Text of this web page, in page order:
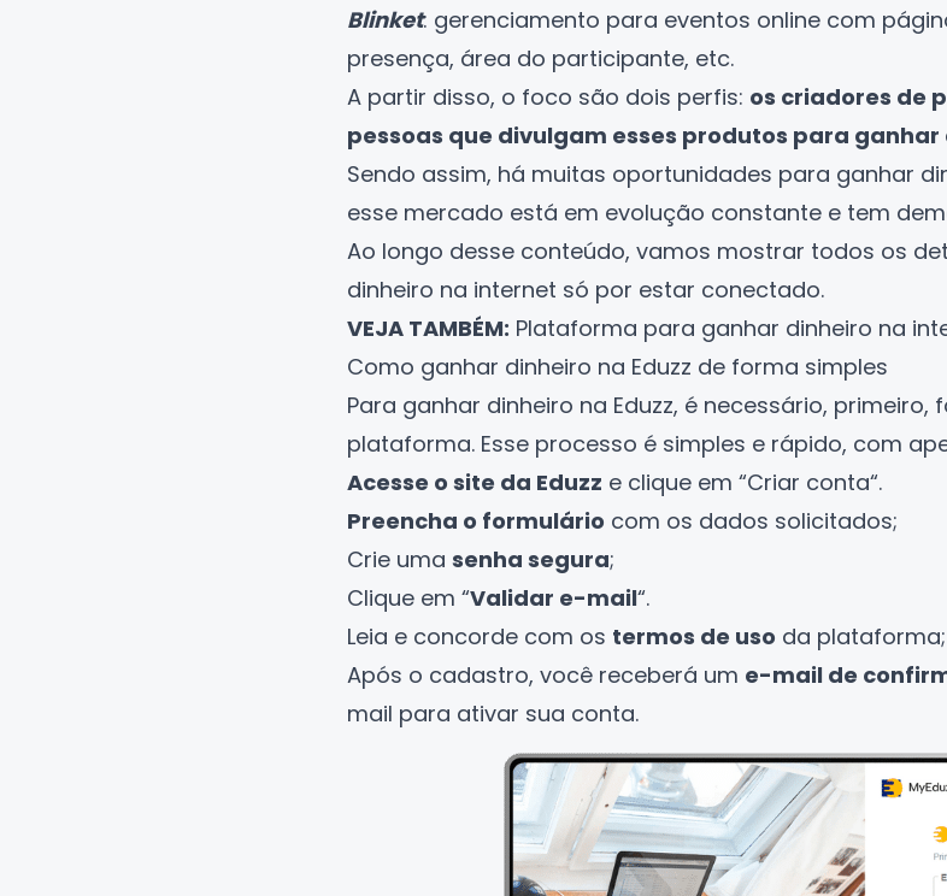
Blinket: gerenciamento para eventos online com
presença, área do participante, etc.
A partir disso, o foco são dois perfis: os criadores de
pessoas que divulgam esses produtos para ganhar
Sendo assim, há muitas oportunidades para ganhar
esse mercado está em evolução constante e tem
Ao longo desse conteúdo, vamos mostrar todos os
dinheiro na internet só por estar conectado.
VEJA TAMBÉM: Plataforma para ganhar dinheiro na
Como ganhar dinheiro na Eduzz de forma simples
Para ganhar dinheiro na Eduzz, é necessário, primeiro,
plataforma. Esse processo é simples e rápido, com
Acesse o site da Eduzz e clique em “Criar conta“.
Preencha o formulário com os dados solicitados;
Crie uma senha segura;
Clique em “Validar e-mail“.
Leia e concorde com os termos de uso da plataforma;
Após o cadastro, você receberá um e-mail de
mail para ativar sua conta.